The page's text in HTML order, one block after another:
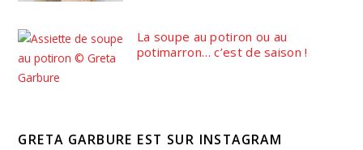
La soupe au potiron ou au
potimarron… c’est de saison !
GRETA GARBURE EST SUR INSTAGRAM